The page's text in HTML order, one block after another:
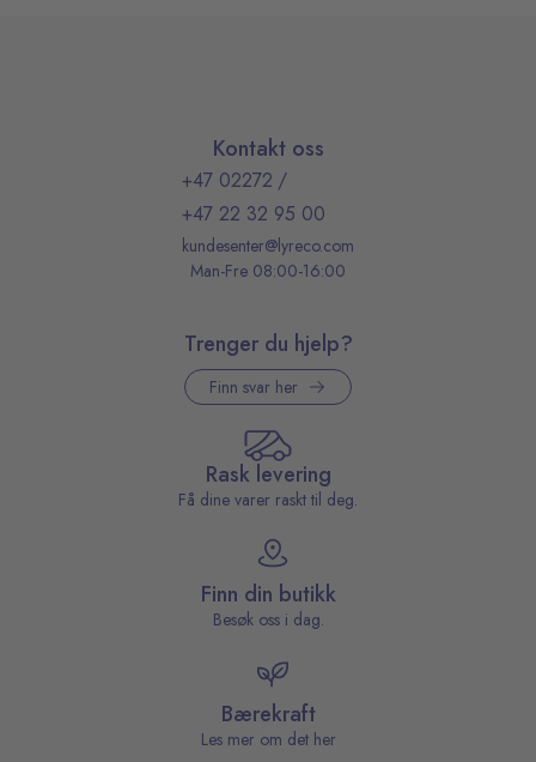
Kontakt oss
+47 02272 /
+47 22 32 95 00
kundesenter@lyreco.com
Man-Fre 08:00-16:00
Trenger du hjelp?
Finn svar her
Rask levering
Få dine varer raskt til deg.
Finn din butikk
Besøk oss i dag.
Bærekraft
Les mer om det her